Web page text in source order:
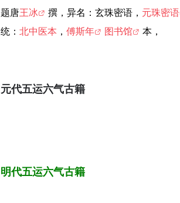
题唐王冰 撰，异名：玄珠密语， 元珠密语
统： 北​中​医​本 ， 傅斯年 图书馆 本，
元代五运六气古籍
明代五运六气古籍